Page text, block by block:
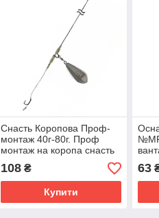
Снасть Коропова Проф-
монтаж 40г-80г. Проф
монтаж на коропа снасть
108₴
Купити
63